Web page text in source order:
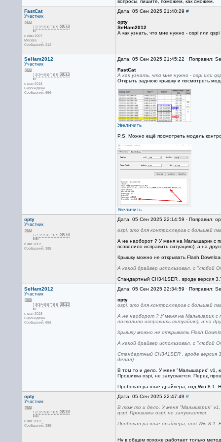
вопросы, пишите, поможем, как сможем.
FastCat
Участник
с июн 2007
Москва
Сообщений: 212
Дата: 05 Сен 2025 21:40:29 #
opty
SeHam2012
А как узнать, что мне нужно - ospi или qspi
SeHam2012
Участник
с мая 2018
Биробиджан
Сообщений: 656
Дата: 05 Сен 2025 21:45:22 · Поправил:
FastCat
А как узнать, что мне нужно - ospi или
Открыть заднюю крышку и посмотреть
Увеличить
P.S. Можно ещё посмотреть модель
Увеличить
opty
Участник
с авг 2007
Сообщений: 385
Дата: 05 Сен 2025 22:14:59 · Поправил:
ospi, это для контроллеров с большей
А не наоборот ? У меня на Малышарик с
позволило исправить ситуацию), а на
Крышку можно не открывать Flash
А какой драйвер использовал, с "любой
Стандартный CH341SER , вроде версия
SeHam2012
Участник
с мая 2018
Биробиджан
Сообщений: 656
Дата: 05 Сен 2025 22:34:59 · Поправил:
opty
ospi, это для контроллеров с большей
А не наоборот ? У меня на Малышарик с
позволило исправить ситуайию), а на
Крышку можно не открывать Flash
А какой драйвер использовал, с "любой
Стандартный CH341SER , вроде
делал)
В том то и дело. У меня "Малышарик" v1,
Прошивка ospi, не запускается. Перед
Пробовал разные драйвера, под Win 8.1.
opty
Участник
с авг 2007
Сообщений: 385
Дата: 05 Сен 2025 22:47:49 #
В том то и дело. У меня "Малышарик"
qspi. Прошивка ospi, не запускается.
Пробовал разные драйвера, под Win 8.1.
Ну в общем похоже работает только